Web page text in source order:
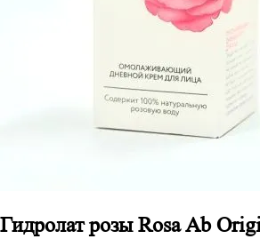
Гидролат розы Rosa Ab